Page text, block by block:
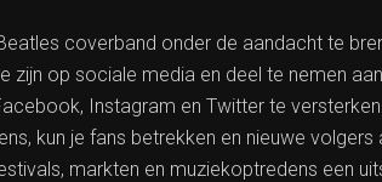
coverband onder de aandacht te
zijn op sociale media en deel te nemen
Instagram en Twitter te
kun je fans betrekken en nieuwe
markten en muziekoptredens een